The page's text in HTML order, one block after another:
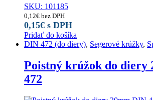
SKU: 101185
0,12€ bez DPH
0,15€ s DPH
Pridať do košíka
DIN 472 (do diery), Segerové krúžky,
Poistný krúžok do diery
472